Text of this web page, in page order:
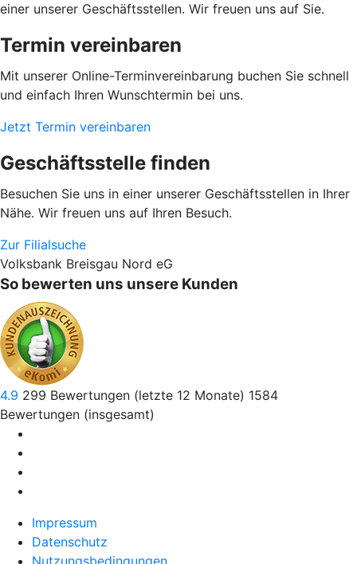
einer unserer Geschäftsstellen. Wir freuen uns auf Sie.
Termin vereinbaren
Mit unserer Online-Terminvereinbarung buchen Sie schnell
und einfach Ihren Wunschtermin bei uns.
Jetzt Termin vereinbaren
Geschäftsstelle finden
Besuchen Sie uns in einer unserer Geschäftsstellen in Ihrer
Nähe. Wir freuen uns auf Ihren Besuch.
Zur Filialsuche
Volksbank Breisgau Nord eG
So bewerten uns unsere Kunden
4.9 299 Bewertungen (letzte 12 Monate) 1584
Bewertungen (insgesamt)
Impressum
Datenschutz